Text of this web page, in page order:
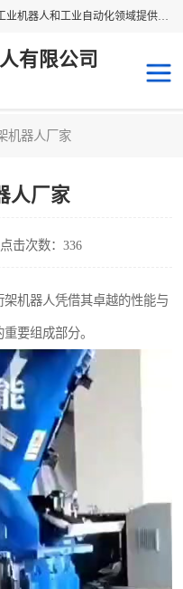
东莞市久伍智能科技有限公司是一家致力于工业机器人和工业自动化领域提供坐标机 械手解决方案的民族品牌企业。 本公司产品包括自动上下料机械手、多轴机械手、直线电机、精密定位滑台、线性滑台、重型模组、地轨等高精密传动组件。公司集设计，研发，制造及销售于一体的高科技企业。 将持续创新，更加专注于线性传动技术与产品研发，为您提供更、精密、可靠的产品与 技术，为中国自动化核心零部件做出贡献。
有限公司
机器人厂家
人厂家
点击次数：336
机器人凭借其卓越的性能与
要组成部分。
龙门桁架
机器人机械手